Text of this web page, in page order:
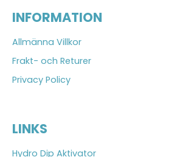
INFORMATION
Allmänna Villkor
Frakt- och Returer
Privacy Policy
LINKS
Hydro Dip Aktivator